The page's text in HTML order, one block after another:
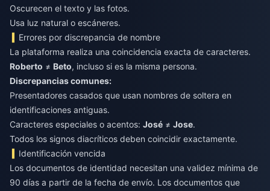
Oscurecen el texto y las fotos.
Usa luz natural o escáneres.
Errores por discrepancia de nombre
La plataforma realiza una coincidencia exacta de caracteres.
Roberto ≠ Beto, incluso si es la misma persona.
Discrepancias comunes:
Presentadores casados que usan nombres de soltera en
identificaciones antiguas.
Caracteres especiales o acentos: José ≠ Jose.
Todos los signos diacríticos deben coincidir exactamente.
Identificación vencida
Los documentos de identidad necesitan una validez mínima de
90 días a partir de la fecha de envío. Los documentos que